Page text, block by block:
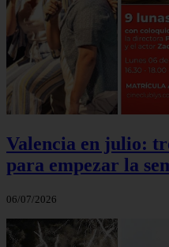
Valencia en julio:
para empezar la
06/07/2026